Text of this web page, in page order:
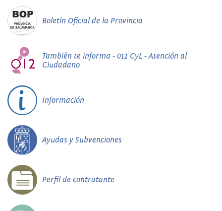
Boletín Oficial de la Provincia
También te informa - 012 CyL - Atención al
Ciudadano
Información
Ayudas y Subvenciones
Perfil de contratante